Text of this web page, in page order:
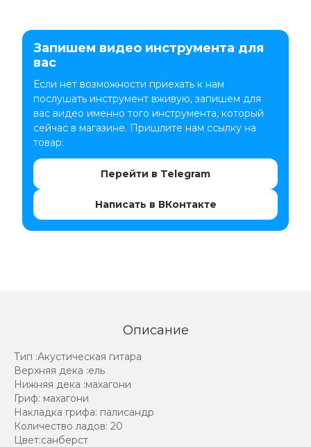
Запишем видео инструмента для
вас
Если нет возможности приехать к нам
послушать инструмент вживую, запишем для
вас видео именно того инструмента, который
сейчас в магазине. Пришлите нам ссылку на
товар:
Перейти в Telegram
Написать в ВКонтакте
Описание
Тип :Акустическая гитара
Верхняя дека :ель
Нижняя дека :махагони
Гриф: махагони
Накладка грифа: палисандр
Количество ладов: 20
Цвет:санберст